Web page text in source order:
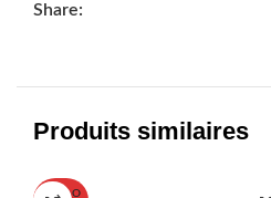
Share:
Produits similaires
SOLD O